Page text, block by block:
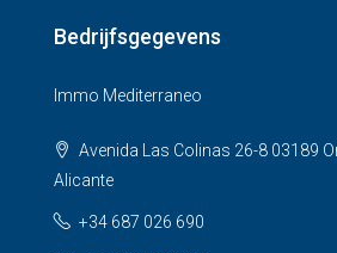
Bedrijfsgegevens
Immo Mediterraneo
Avenida Las Colinas 26-8 03189
Alicante
+34 687 026 690